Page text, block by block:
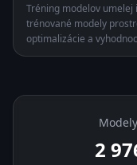
Tréning modelov
trénované modely
optimalizácie a
2